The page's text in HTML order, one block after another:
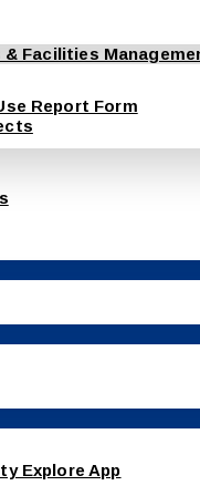
& Facilities
Report Form
Explore App